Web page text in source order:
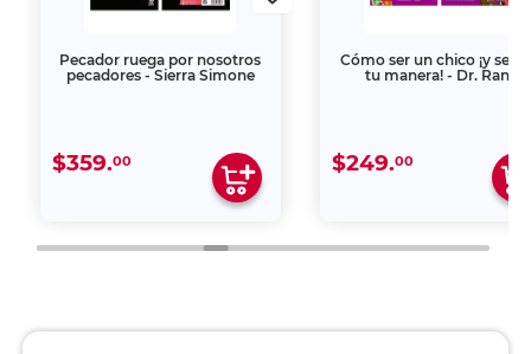
Pecador ruega por nosotros
pecadores - Sierra Simone
$359.00
Cómo ser un chico ¡y serlo
tu manera! - Dr. Ranj
$249.00